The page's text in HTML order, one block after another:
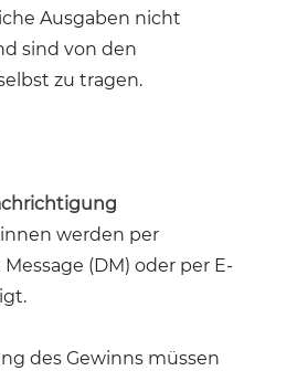
Ausgaben nicht
sind von den
zu tragen.
werden per
(DM) oder per E-
des Gewinns müssen